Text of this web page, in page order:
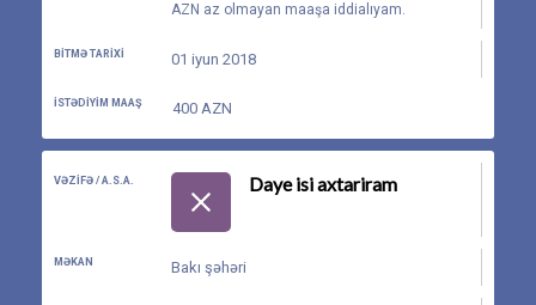
AZN az olmayan maaşa iddialıyam.
BITMƏ TARIXI 01 iyun 2018
İSTƏDIYIM MAAŞ 400 AZN
VƏZIFƏ / A.S.A. Daye isi axtariram
MƏKAN Bakı şəhəri